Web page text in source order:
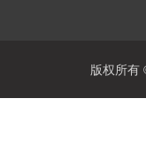
版权所有